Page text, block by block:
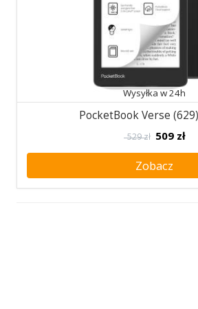
Wysyłka w 24h
PocketBook Verse
529 zł 509 zł
Zobacz